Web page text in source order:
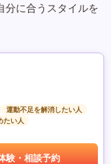
分に合うスタイルを
運動不足を解消したい人
たい人
験・相談予約